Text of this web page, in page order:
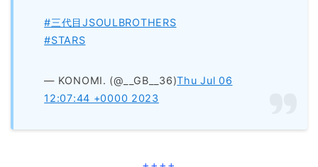
#三代目JSOULBROTHERS
#STARS
— KONOMI. (@__GB__36)Thu Jul 06
12:07:44 +0000 2023